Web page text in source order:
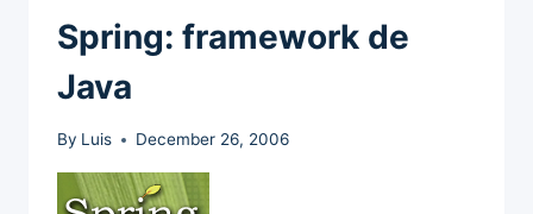
Spring: framework de
Java
By Luis December 26, 2006